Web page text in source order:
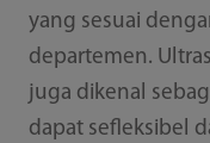
yang sesuai
departemen.
juga dikenal
dapat sefleksibel